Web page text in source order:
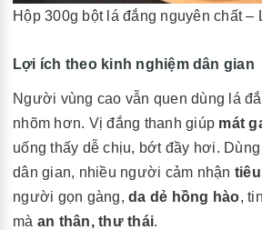
Hộp 300g bột lá đắng nguyên chất –
Lợi ích theo kinh nghiệm dân gian
Người vùng cao vẫn quen dùng lá
nhõm hơn. Vị đắng thanh giúp mát
uống thấy dễ chịu, bớt đầy hơi.
dân gian, nhiều người cảm nhận
người gọn gàng, da dẻ hồng hào,
mà an thân, thư thái.